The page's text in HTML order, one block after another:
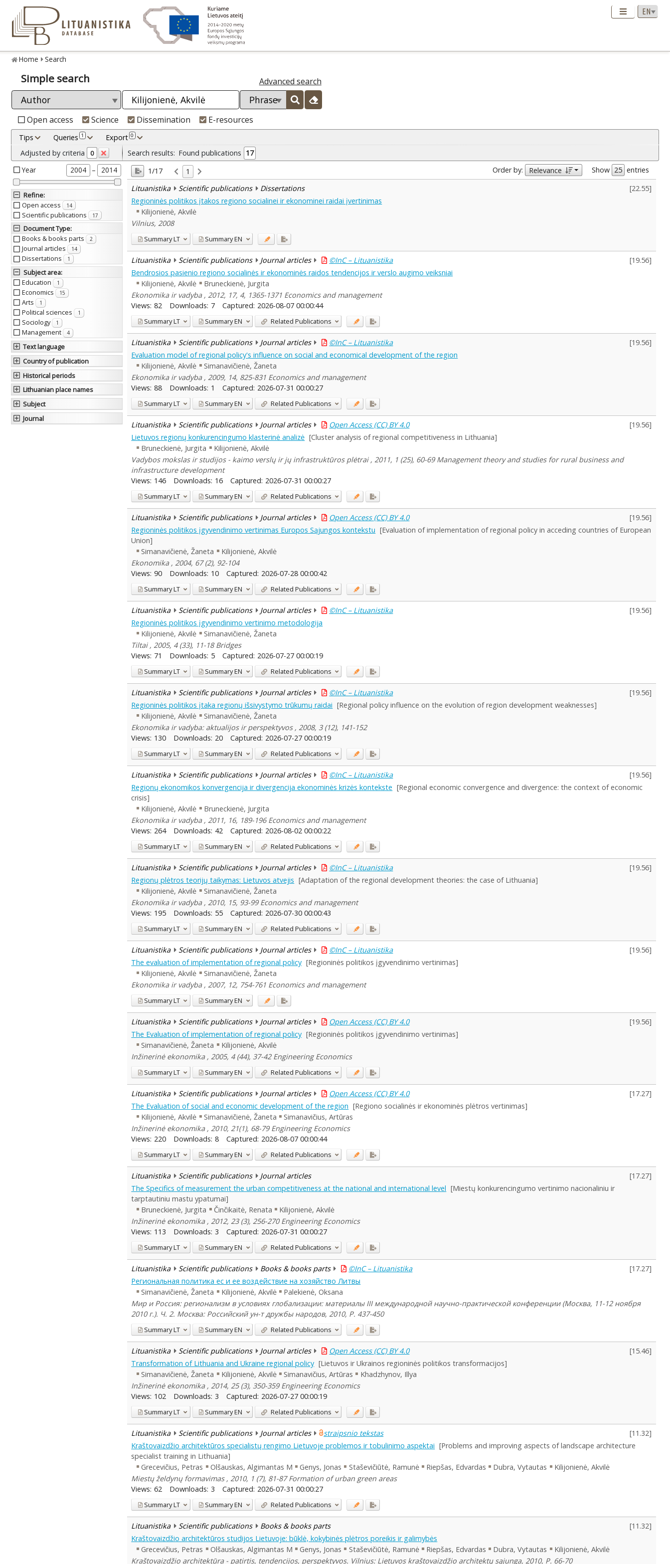
Home Search
Simple search Advanced search
Open access Science Dissemination E-resources
Tips Queries 1 Export 0
Adjusted by criteria 0
Year 2004 – 2014
Refine:
Open access
14
Scientific publications 17
Document Type:
Books & books parts
2
Journal articles 14
Dissertations 1
Subject area:
Education
1
Economics 15
Arts 1
Political sciences 1
Sociology 1
Management 4
Text language
Country of publication
Historical periods
Lithuanian place names
Subject
Journal
Search results: Found publications 17
1/17
1 Order by: Relevance Show
entries
Lituanistika
Scientific publications Dissertations [22.55]
Regioninės politikos įtakos regiono socialinei ir ekonominei raidai įvertinimas
Kilijonienė, Akvilė
Vilnius, 2008
SummaryLT SummaryEN
Lituanistika Scientific publications Journal articles ©InC – Lituanistika [19.56]
Bendrosios pasienio regiono socialinės ir ekonominės raidos tendencijos ir verslo augimo veiksniai
Kilijonienė, Akvilė
Bruneckienė, Jurgita
Ekonomika ir vadyba , 2012, 17, 4, 1365-1371 Economics and management
Views: 82 Downloads: 7 Captured: 2026-08-07 00:00:44
SummaryLT SummaryEN Related Publications
Lituanistika Scientific publications Journal articles ©InC – Lituanistika [19.56]
Evaluation model of regional policy's influence on social and economical development of the region
Kilijonienė, Akvilė
Simanavičienė, Žaneta
Ekonomika ir vadyba , 2009, 14, 825-831 Economics and management
Views: 88 Downloads: 1 Captured: 2026-07-31 00:00:27
SummaryLT SummaryEN Related Publications
Lituanistika Scientific publications Journal articles Open Access (CC) BY 4.0 [19.56]
Lietuvos regionų konkurencingumo klasterinė analizė [Cluster analysis of regional competitiveness in Lithuania]
Bruneckienė, Jurgita
Kilijonienė, Akvilė
Vadybos mokslas ir studijos - kaimo verslų ir jų infrastruktūros plėtrai , 2011, 1 (25), 60-69 Management theory and studies for rural business and
infrastructure development
Views: 146 Downloads: 16 Captured: 2026-07-31 00:00:27
SummaryLT SummaryEN Related Publications
Lituanistika Scientific publications Journal articles Open Access (CC) BY 4.0 [19.56]
Regioninės politikos įgyvendinimo vertinimas Europos Sąjungos kontekstu [Evaluation of implementation of regional policy in acceding countries of European
Union]
Simanavičienė, Žaneta
Kilijonienė, Akvilė
Ekonomika , 2004, 67 (2), 92-104
Views: 90 Downloads: 10 Captured: 2026-07-28 00:00:42
SummaryLT SummaryEN Related Publications
Lituanistika Scientific publications Journal articles ©InC – Lituanistika [19.56]
Regioninės politikos įgyvendinimo vertinimo metodologija
Kilijonienė, Akvilė
Simanavičienė, Žaneta
Tiltai , 2005, 4 (33), 11-18 Bridges
Views: 71 Downloads: 5 Captured: 2026-07-27 00:00:19
SummaryLT SummaryEN Related Publications
Lituanistika Scientific publications Journal articles ©InC – Lituanistika [19.56]
Regioninės politikos įtaka regionų išsivystymo trūkumų raidai [Regional policy influence on the evolution of region development weaknesses]
Kilijonienė, Akvilė
Simanavičienė, Žaneta
Ekonomika ir vadyba: aktualijos ir perspektyvos , 2008, 3 (12), 141-152
Views: 130 Downloads: 20 Captured: 2026-07-27 00:00:19
SummaryLT SummaryEN Related Publications
Lituanistika Scientific publications Journal articles ©InC – Lituanistika [19.56]
Regionų ekonomikos konvergencija ir divergencija ekonominės krizės kontekste [Regional economic convergence and divergence: the context of economic
crisis]
Kilijonienė, Akvilė
Bruneckienė, Jurgita
Ekonomika ir vadyba , 2011, 16, 189-196 Economics and management
Views: 264 Downloads: 42 Captured: 2026-08-02 00:00:22
SummaryLT SummaryEN Related Publications
Lituanistika Scientific publications Journal articles ©InC – Lituanistika [19.56]
Regionų plėtros teorijų taikymas: Lietuvos atvejis [Adaptation of the regional development theories: the case of Lithuania]
Kilijonienė, Akvilė
Simanavičienė, Žaneta
Ekonomika ir vadyba , 2010, 15, 93-99 Economics and management
Views: 195 Downloads: 55 Captured: 2026-07-30 00:00:43
SummaryLT SummaryEN Related Publications
Lituanistika Scientific publications Journal articles ©InC – Lituanistika [19.56]
The evaluation of implementation of regional policy [Regioninės politikos įgyvendinimo vertinimas]
Kilijonienė, Akvilė
Simanavičienė, Žaneta
Ekonomika ir vadyba , 2007, 12, 754-761 Economics and management
SummaryLT SummaryEN
Lituanistika Scientific publications Journal articles Open Access (CC) BY 4.0 [19.56]
The Evaluation of implementation of regional policy [Regioninės politikos įgyvendinimo vertinimas]
Simanavičienė, Žaneta
Kilijonienė, Akvilė
Inžinerinė ekonomika , 2005, 4 (44), 37-42 Engineering Economics
SummaryLT SummaryEN Related Publications
Lituanistika Scientific publications Journal articles Open Access (CC) BY 4.0 [17.27]
The Evaluation of social and economic development of the region [Regiono socialinės ir ekonominės plėtros vertinimas]
Kilijonienė, Akvilė
Simanavičienė, Žaneta
Simanavičius, Artūras
Inžinerinė ekonomika , 2010, 21(1), 68-79 Engineering Economics
Views: 220 Downloads: 8 Captured: 2026-08-07 00:00:44
SummaryLT SummaryEN Related Publications
Lituanistika Scientific publications Journal articles [17.27]
The Specifics of measurement the urban competitiveness at the national and international level [Miestų konkurencingumo vertinimo nacionaliniu ir
tarptautiniu mastu ypatumai]
Bruneckienė, Jurgita
Činčikaitė, Renata
Kilijonienė, Akvilė
Inžinerinė ekonomika , 2012, 23 (3), 256-270 Engineering Economics
Views: 113 Downloads: 3 Captured: 2026-07-31 00:00:27
SummaryLT SummaryEN Related Publications
Lituanistika Scientific publications Books & books parts ©InC – Lituanistika [17.27]
Региональная политика ес и ее воздействие на хозяйство Литвы
Simanavičienė, Žaneta
Kilijonienė, Akvilė
Palekienė, Oksana
Мир и Россия: регионализм в условиях глобализации: материалы III международной научно-практической конференции (Москва, 11-12 ноября
2010 г.). Ч. 2. Москва: Российский ун-т дружбы народов, 2010, P. 437-450
SummaryLT SummaryEN Related Publications
Lituanistika Scientific publications Journal articles Open Access (CC) BY 4.0 [15.46]
Transformation of Lithuania and Ukraine regional policy [Lietuvos ir Ukrainos regioninės politikos transformacijos]
Simanavičienė, Žaneta
Kilijonienė, Akvilė Simanavičius, Artūras
Khadzhynov, Illya
Inžinerinė ekonomika , 2014, 25 (3), 350-359 Engineering Economics
Views: 102 Downloads: 3 Captured: 2026-07-27 00:00:19
SummaryLT SummaryEN Related Publications
Lituanistika Scientific publications Journal articles straipsnio tekstas [11.32]
Kraštovaizdžio architektūros specialistų rengimo Lietuvoje problemos ir tobulinimo aspektai [Problems and improving aspects of landscape architecture
specialist training in Lithuania]
Grecevičius, Petras
Olšauskas, Algimantas M Genys, Jonas Staševičiūtė, Ramunė Riepšas, Edvardas Dubra, Vytautas
Kilijonienė, Akvilė
Miestų želdynų formavimas , 2010, 1 (7), 81-87 Formation of urban green areas
Views: 62 Downloads: 3 Captured: 2026-07-31 00:00:27
SummaryLT SummaryEN Related Publications
Lituanistika Scientific publications Books & books parts [11.32]
Kraštovaizdžio architektūros studijos Lietuvoje: būklė, kokybinės plėtros poreikis ir galimybės
Grecevičius, Petras
Olšauskas, Algimantas M Genys, Jonas Staševičiūtė, Ramunė Riepšas, Edvardas Dubra, Vytautas
Kilijonienė, Akvilė
Kraštovaizdžio architektūra - patirtis, tendencijos, perspektyvos. Vilnius: Lietuvos kraštovaizdžio architektų sąjunga, 2010, P. 66-70